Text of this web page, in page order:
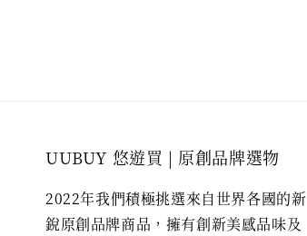
UUBUY 悠遊買 | 原創品牌選物
2022年我們積極挑選來自世界各國的新
銳原創品牌商品，擁有創新美感品味及